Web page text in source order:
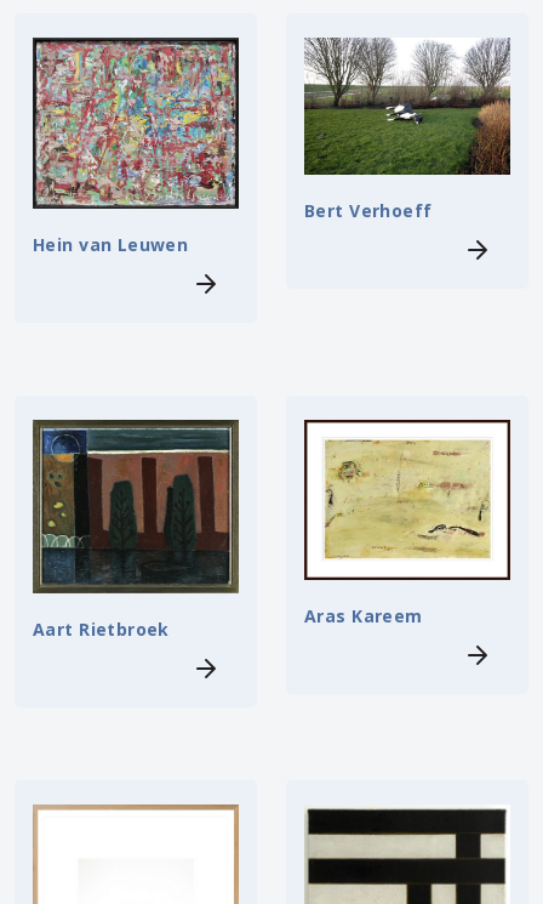
Hein van Leuwen
Bert Verhoeff
Aart Rietbroek
Aras Kareem